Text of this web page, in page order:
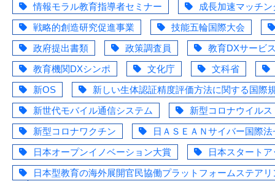
情報モラル教育指導者セミナー
成長加速マッチ
戦略的創造研究促進事業
技能五輪国際大会
政府提出書類
政策調査員
教育DXサービ
教育機関DXシンポ
文化庁
文科省
新OS
新しい生体認証精度評価方法に関する国際
新世代モバイル通信システム
新型コロナウイルス
新型コロナワクチン
日ＡＳＥＡＮサイバー国際
日本オープンイノベーション大賞
日本スタート
日本型教育の海外展開官民協働プラットフォームステア